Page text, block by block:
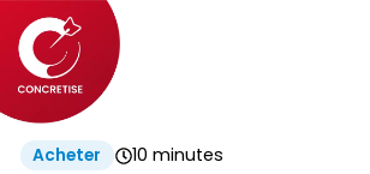
Aller
au
contenu
Acheter 10 minutes